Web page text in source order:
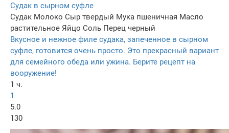
Судак в сырном суфле
Судак Молоко Сыр твердый Мука пшеничная Масло
растительное Яйцо Соль Перец черный
Вкусное и нежное филе судака, запеченное в сырном
суфле, готовится очень просто. Это прекрасный вариант
для семейного обеда или ужина. Берите рецепт на
вооружение!
1 ч.
1
5.0
130